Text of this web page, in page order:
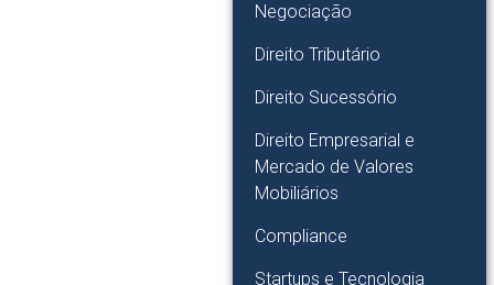
Negociação
Direito Tributário
Direito Sucessório
Direito Empresarial e
Mercado de Valores
Mobiliários
Compliance
Startups e Tecnologia